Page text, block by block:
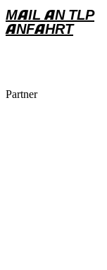
MAIL AN TLP
ANFAHRT
Partner